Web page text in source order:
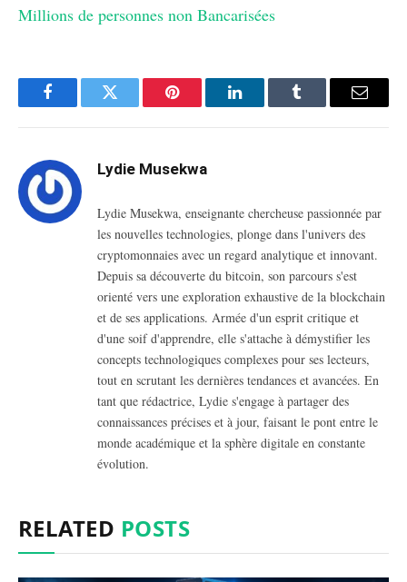
Millions de personnes non Bancarisées
FacebookTwitter Pinterest LinkedInTumblr Email
Lydie Musekwa
Lydie Musekwa, enseignante chercheuse passionnée par
les nouvelles technologies, plonge dans l'univers des
cryptomonnaies avec un regard analytique et innovant.
Depuis sa découverte du bitcoin, son parcours s'est
orienté vers une exploration exhaustive de la blockchain
et de ses applications. Armée d'un esprit critique et
d'une soif d'apprendre, elle s'attache à démystifier les
concepts technologiques complexes pour ses lecteurs,
tout en scrutant les dernières tendances et avancées. En
tant que rédactrice, Lydie s'engage à partager des
connaissances précises et à jour, faisant le pont entre le
monde académique et la sphère digitale en constante
évolution.
RELATED POSTS